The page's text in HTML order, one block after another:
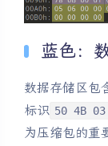
蓝色：
数据存储区包
标识 50 4B
为压缩包的重